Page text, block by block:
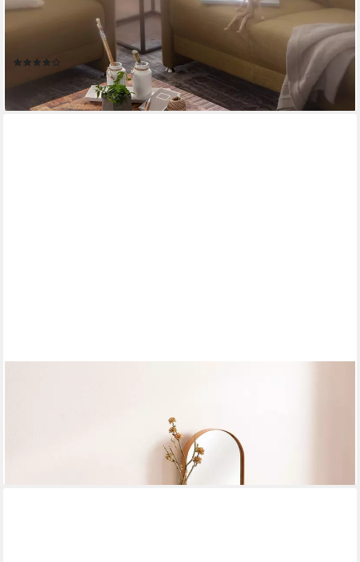
Wohnzimmertisch Industrial (Mango Massivholz 105x40x55 cm
Tisch Metallgestell), Wohnzimmertisch Rechteckig, Kaffeetisch
189,95 €
lieferbar - in 2-3 Werktagen bei dir
Schubladen, Praktische Ablage für moderne Wohnräume